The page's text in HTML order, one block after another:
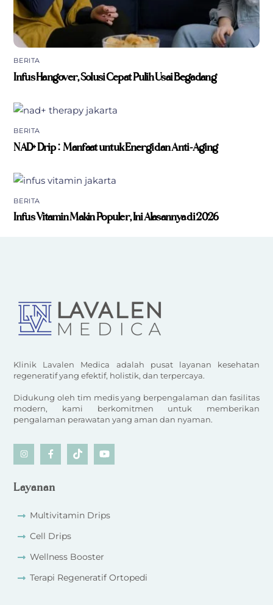
BERITA
Infus Hangover, Solusi Cepat Pulih Usai Begadang
BERITA
NAD+ Drip: Manfaat untuk Energi dan Anti-Aging
BERITA
Infus Vitamin Makin Populer, Ini Alasannya di 2026
Klinik Lavalen Medica adalah pusat layanan kesehatan
regeneratif yang efektif, holistik, dan terpercaya.
Didukung oleh tim medis yang berpengalaman dan fasilitas
modern, kami berkomitmen untuk memberikan
pengalaman perawatan yang aman dan nyaman.
Icon
Icon
Icon
Icon
Layanan
Multivitamin Drips
Cell Drips
Wellness Booster
Terapi Regeneratif Ortopedi